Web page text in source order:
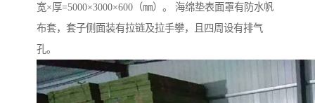
宽×厚=5000×3000×600（㎜）。 海绵垫表面罩有防水帆
布套，套子侧面装有拉链及拉手攀，且四周设有排气
孔。